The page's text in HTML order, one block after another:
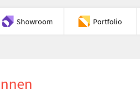
Showroom Portfolio